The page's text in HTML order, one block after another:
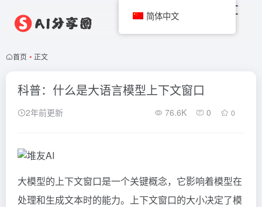
首页 • 正文
科普：什么是大语言模型上下文窗口
2年前更新 76.6K 0 0
大模型的上下文窗口是一个关键概念，它影响着模型在
处理和生成文本时的能力。上下文窗口的大小决定了模
简体中文